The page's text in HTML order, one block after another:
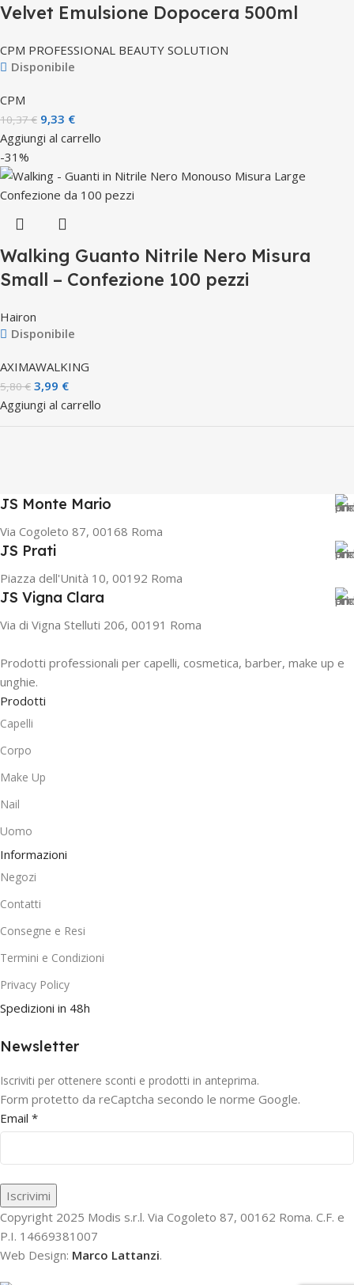
Velvet Emulsione Dopocera 500ml
CPM PROFESSIONAL BEAUTY SOLUTION
Disponibile
CPM
10,37€ 9,33 €
Aggiungi al carrello
-31%
Walking Guanto Nitrile Nero Misura
Small – Confezione 100 pezzi
Hairon
Disponibile
AXIMAWALKING
5,80€ 3,99 €
Aggiungi al carrello
JS Monte Mario
Via Cogoleto 87, 00168 Roma
JS Prati
Piazza dell'Unità 10, 00192 Roma
JS Vigna Clara
Via di Vigna Stelluti 206, 00191 Roma
Prodotti professionali per capelli, cosmetica, barber, make up e
unghie.
Prodotti
Capelli
Corpo
Make Up
Nail
Uomo
Informazioni
Negozi
Contatti
Consegne e Resi
Termini e Condizioni
Privacy Policy
Spedizioni in 48h
Newsletter
Iscriviti per ottenere sconti e prodotti in anteprima.
Form protetto da reCaptcha secondo le norme Google.
Email *
Iscrivimi
Copyright 2025 Modis s.r.l. Via Cogoleto 87, 00162 Roma. C.F. e
P.I. 14669381007
Web Design: Marco Lattanzi.